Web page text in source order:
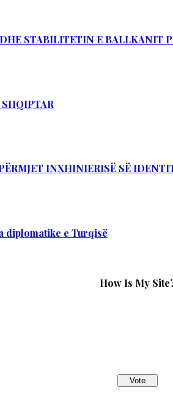
DHE STABILITETIN E BALLKANIT
INXHINIERISË SË
diplomatike e Turqisë
How Is My